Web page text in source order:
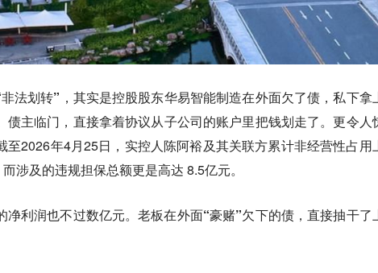
法划转”，其实是控股股东华易智能制造在外面欠了债，私下拿
债主临门，直接拿着协议从子公司的账户里把钱划走了。更令人
至2026年4月25日，实控人陈阿裕及其关联方累计非经营性占用
涉及的违规担保总额更是高达 8.5亿元。
净利润也不过数亿元。老板在外面“豪赌”欠下的债，直接抽干了